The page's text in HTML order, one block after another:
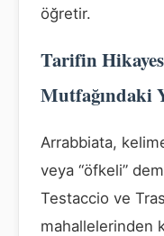
öğretir.
Tarifin
Mutfağındaki
Arrabbiata, kelime
veya “öfkeli”
Testaccio ve
mahallelerinden